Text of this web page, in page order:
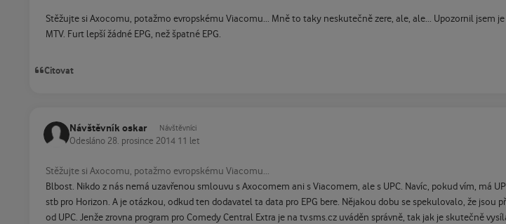
Stěžujte si Axocomu, potažmo evropskému Viacomu... Mně to taky neskutečně zere, ale, ale... Upozornil
MTV. Furt lepší žádné EPG, než špatné EPG.
Citovat
Návštěvník oskar Návštěvníci
Odesláno 28. prosince 2014 11 let
Stěžujte si Axocomu, potažmo evropskému Viacomu...
Blbost. Nikdo z nás nemá uzavřenou smlouvu s Axocomem ani s Viacomem, ale s UPC. Navíc, pokud vím, má
stb pro Horizon. A je otázkou, odkud ten dodavatel ta data pro EPG bere. Nějakou dobu se spekulovalo, že
od UPC. Jenže zrovna program pro Comedy Central Extra je na tv.sms.cz uváděn správně, tak jak je skutečně